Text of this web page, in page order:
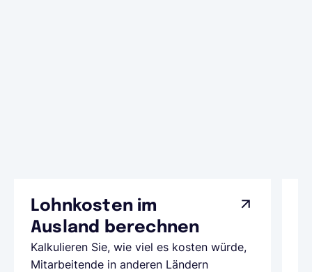
Lohnkosten im
Ausland berechnen
Kalkulieren Sie, wie viel es kosten würde,
Mitarbeitende in anderen Ländern